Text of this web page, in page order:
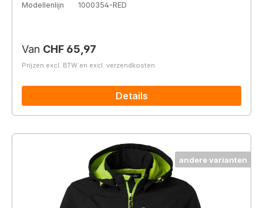
Modellenlijn
1000354-RED
Normale prijs:
Van CHF 65,97
Prijzen excl. BTW en excl. verzendkosten
Details
andere varianten